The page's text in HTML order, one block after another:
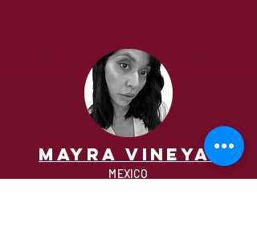
Mayra VINEyA
MEXICO